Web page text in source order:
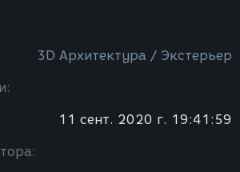
3D Архитектура / Экстерьер
11 сент. 2020 г. 19:41:59